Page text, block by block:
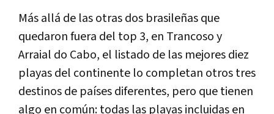
Más allá de las otras dos brasileñas que
quedaron fuera del top 3, en Trancoso y
Arraial do Cabo, el listado de las mejores diez
playas del continente lo completan otros tres
destinos de países diferentes, pero que tienen
algo en común: todas las playas incluidas en